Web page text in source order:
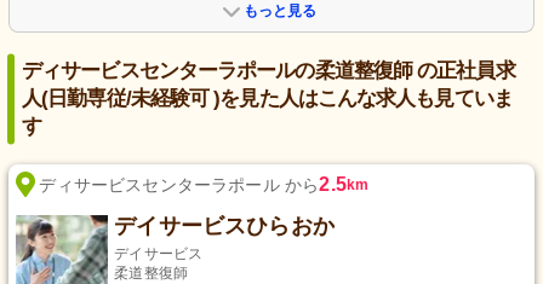
もっと見る
ディサービスセンターラポールの柔道整復師 の正社員求
人(日勤専従/未経験可 )を見た人はこんな求人も見ていま
す
ディサービスセンターラポール から2.5km
デイサービスひらおか
デイサービス
柔道整復師